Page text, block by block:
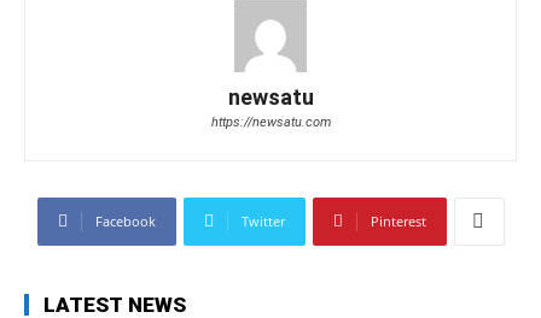
newsatu
https://newsatu.com
Facebook Twitter Pinterest
LATEST NEWS